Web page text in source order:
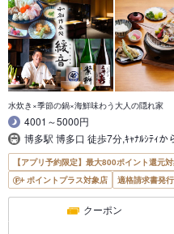
水炊き×季節の鍋×海鮮味わう大人の隠れ家
4001～5000円
博多駅 博多口 徒歩7分,ｷｬﾅﾙｼﾃｨか
【アプリ予約限定】最大800ポイント還元
ポイントプラス対象店
適格請求書発
クーポン